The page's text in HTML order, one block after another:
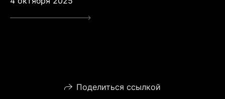
Поделиться ссылкой